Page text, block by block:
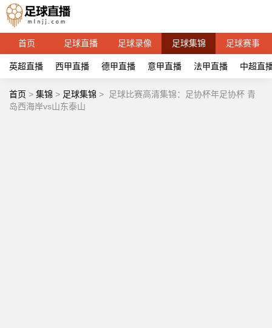
首页 足球直播 足球录像 足球集锦 足球赛事
英超直播 西甲直播 德甲直播 意甲直播 法甲直播 中超直
首页 > 集锦 > 足球集锦 >
足球比赛高清集锦：足协杯年足协杯 青
岛西海岸vs山东泰山